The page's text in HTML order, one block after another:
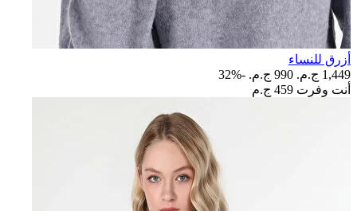
أزرق للنساء
1,449 ج.م.‏
990 ج.م.‏
-32%
أنت وفرت 459 ج.م